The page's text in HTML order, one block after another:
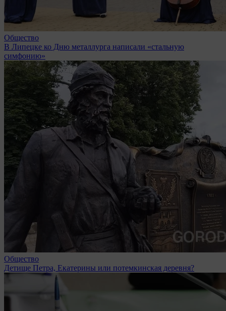
Общество
В Липецке ко Дню металлурга написали «стальную
симфонию»
Общество
Детище Петра, Екатерины или потемкинская деревня?